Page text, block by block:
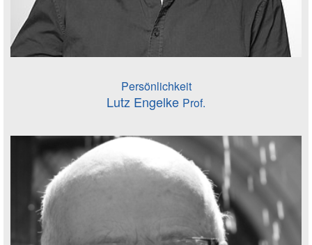
Persönlichkeit
Lutz Engelke Prof.